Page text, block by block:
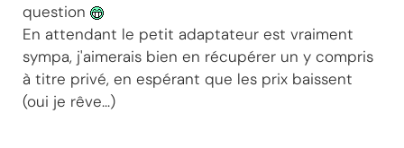
question
En attendant le petit adaptateur est vraiment
sympa, j'aimerais bien en récupérer un y compris
à titre privé, en espérant que les prix baissent
(oui je rêve...)